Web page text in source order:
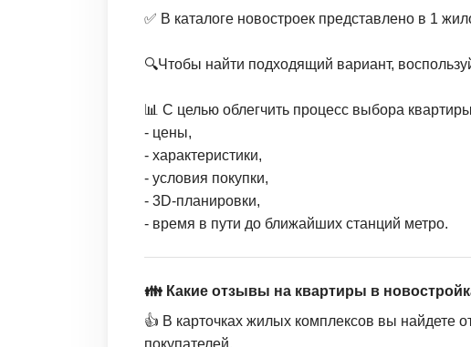
✅ В каталоге новостроек представлено в 1
🔍Чтобы найти подходящий вариант,
📊 С целью облегчить процесс выбора
- цены,
- характеристики,
- условия покупки,
- 3D-планировки,
- время в пути до ближайших станций метро.
👪 Какие отзывы на квартиры в
👍 В карточках жилых комплексов вы
покупателей.